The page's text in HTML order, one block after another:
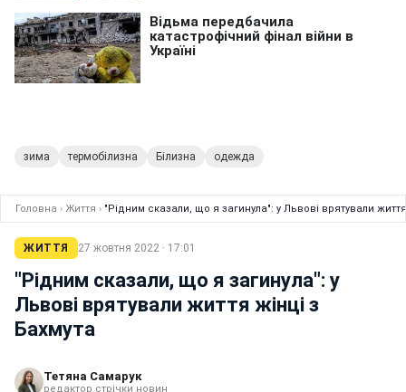
зима термобілизна Білизна одежда
Головна › Життя › "Рідним сказали, що я загинула": у Львові врятували
ЖИТТЯ 27 жовтня 2022 · 17:01
"Рідним сказали, що я загинула": у
Львові врятували життя жінці з
Бахмута
Тетяна Самарук
редактор стрічки новин